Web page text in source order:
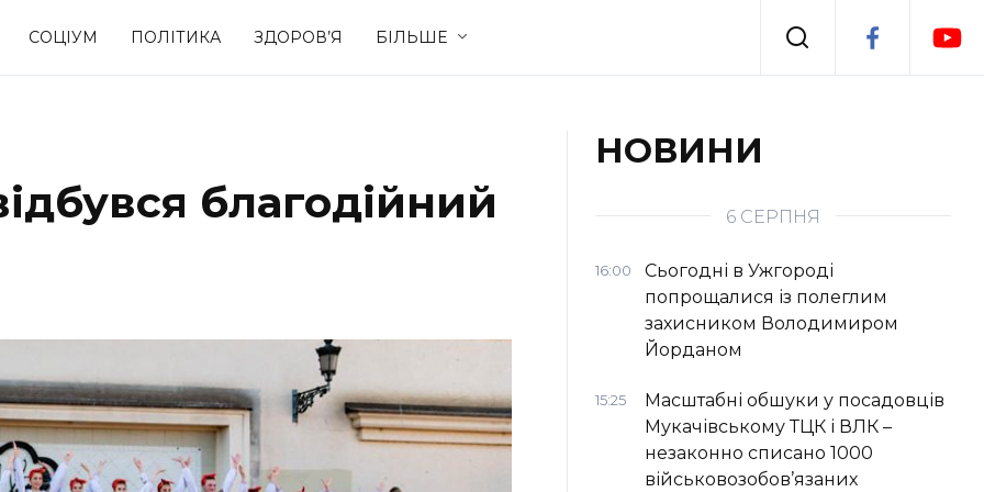
СОЦІУМ ПОЛІТИКА ЗДОРОВ’Я БІЛЬШЕ
Події
Спорт Стиль життя
благодійний
НОВИНИ
6 СЕРПНЯ
16:00
Сьогодні в Ужгороді
попрощалися із полеглим
захисником Володимиром
Йорданом
15:25
Масштабні обшуки у посадовців
Мукачівському ТЦК і ВЛК –
незаконно списано 1000
військовозобов’язаних